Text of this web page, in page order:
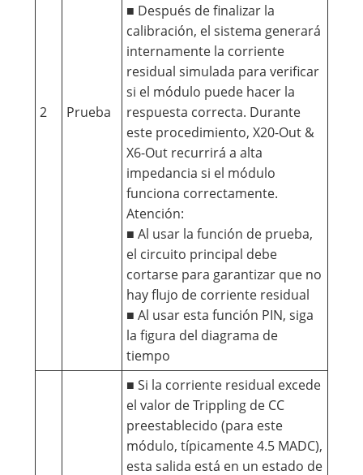
2 Prueba
■ Después de finalizar la
calibración, el sistema generará
internamente la corriente
residual simulada para verificar
si el módulo puede hacer la
respuesta correcta. Durante
este procedimiento, X20-Out &
X6-Out recurrirá a alta
impedancia si el módulo
funciona correctamente.
Atención:
■ Al usar la función de prueba,
el circuito principal debe
cortarse para garantizar que no
hay flujo de corriente residual
■ Al usar esta función PIN, siga
la figura del diagrama de
tiempo
■ Si la corriente residual excede
el valor de Trippling de CC
preestablecido (para este
módulo, típicamente 4.5 MADC),
esta salida está en un estado de